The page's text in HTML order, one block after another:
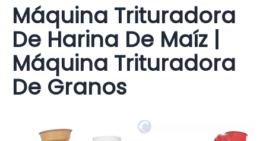
Máquina Trituradora
De Harina De Maíz |
Máquina Trituradora
De Granos